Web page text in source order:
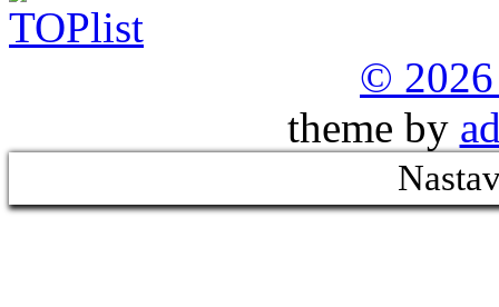
©
theme by